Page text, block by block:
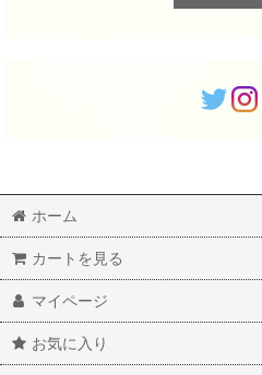
ホーム
カートを見る
マイページ
お気に入り